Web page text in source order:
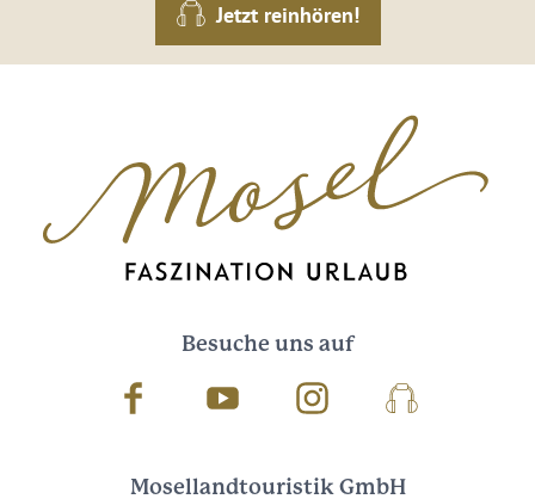
Jetzt reinhören!
Besuche uns auf
Facebook Youtube InstagramPodcast
Mosellandtouristik GmbH